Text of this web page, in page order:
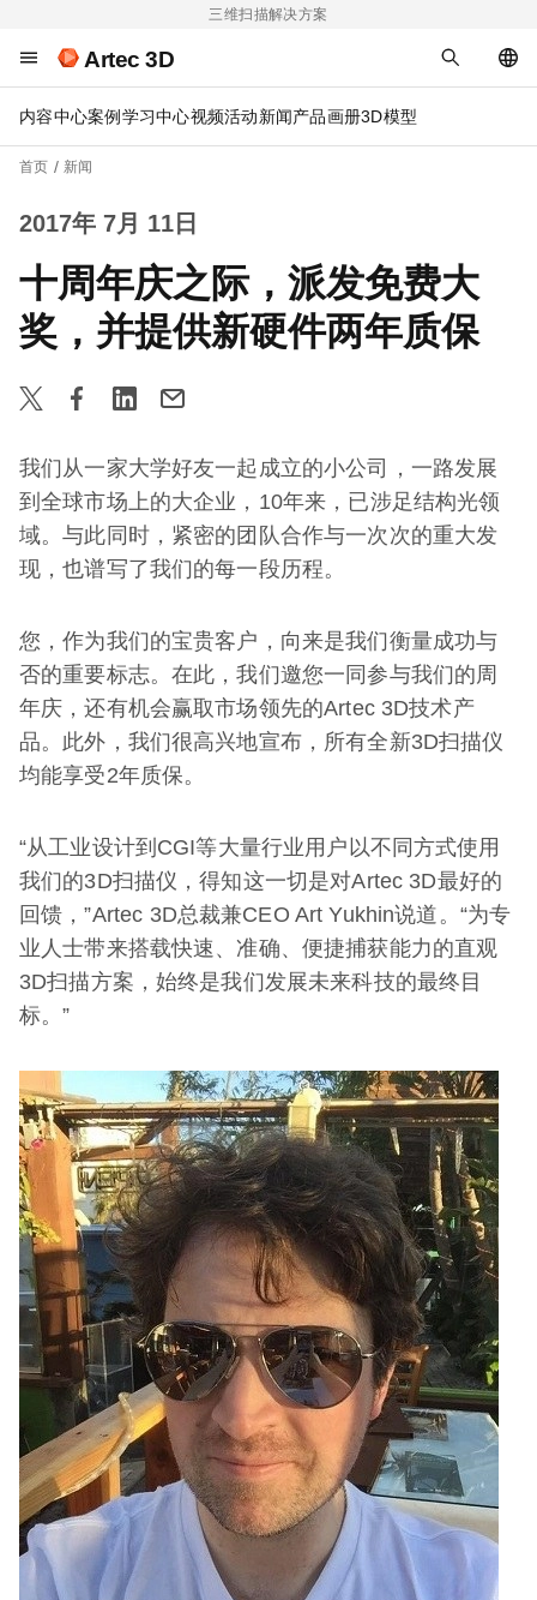
三维扫描解决方案
Artec 3D
内容中心案例 学习中心视频活动新闻产品画册3D模型
首页 新闻
2017年 7月 11日
十周年庆之际，派发免费大
奖，并提供新硬件两年质保
我们从一家大学好友一起成立的小公司，一路发展
到全球市场上的大企业，10年来，已涉足结构光领
域。与此同时，紧密的团队合作与一次次的重大发
现，也谱写了我们的每一段历程。
您，作为我们的宝贵客户，向来是我们衡量成功与
否的重要标志。在此，我们邀您一同参与我们的周
年庆，还有机会赢取市场领先的Artec 3D技术产
品。此外，我们很高兴地宣布，所有全新3D扫描仪
均能享受2年质保。
“从工业设计到CGI等大量行业用户以不同方式使用
我们的3D扫描仪，得知这一切是对Artec 3D最好的
回馈，”Artec 3D总裁兼CEO Art Yukhin说道。“为专
业人士带来搭载快速、准确、便捷捕获能力的直观
3D扫描方案，始终是我们发展未来科技的最终目
标。”